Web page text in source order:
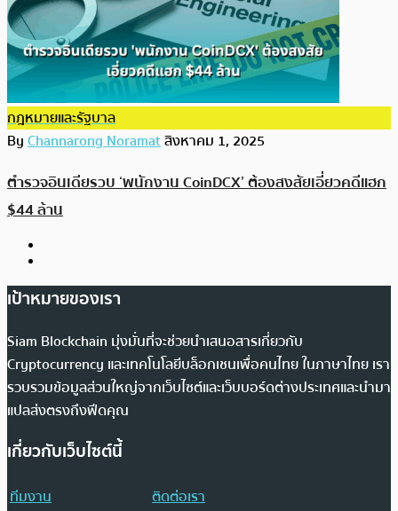
กฎหมายและรัฐบาล
ByChannarong Noramatสิงหาคม 1, 2025
ตำรวจอินเดียรวบ ‘พนักงาน CoinDCX’ ต้องสงสัยเอี่ยวคดีแฮก
$44 ล้าน
เป้าหมายของเรา
Siam Blockchain มุ่งมั่นที่จะช่วยนำเสนอสารเกี่ยวกับ
Cryptocurrency และเทคโนโลยีบล็อกเชนเพื่อคนไทย ในภาษาไทย เรา
รวบรวมข้อมูลส่วนใหญ่จากเว็บไซต์และเว็บบอร์ดต่างประเทศและนำมา
แปลส่งตรงถึงฟีดคุณ
เกี่ยวกับเว็บไซต์นี้
ทีมงาน
ติดต่อเรา